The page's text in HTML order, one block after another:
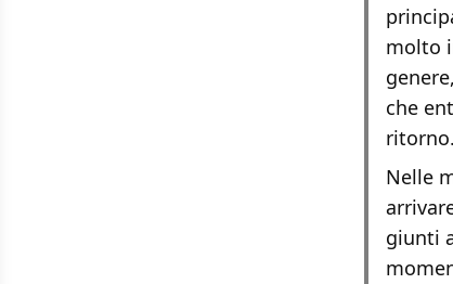
molto
che
Nelle
giunti